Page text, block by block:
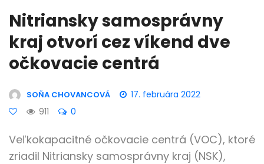
Nitriansky samosprávny
kraj otvorí cez víkend dve
očkovacie centrá
SOŇA CHOVANCOVÁ
17. februára 2022
911
0
Veľkokapacitné očkovacie centrá (VOC), ktoré
zriadil Nitriansky samosprávny kraj (NSK),